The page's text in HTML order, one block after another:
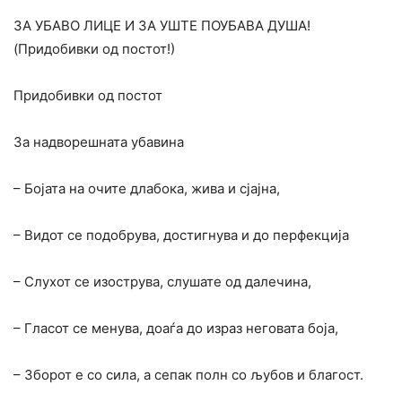
ЗА УБАВО ЛИЦЕ И ЗА УШТЕ ПОУБАВА ДУША!
(Придобивки од постот!)
Придобивки од постот
За надворешната убавина
– Бојата на очите длабока, жива и сјајна,
– Видот се подобрува, достигнува и до перфекција
– Слухот се изострува, слушате од далечина,
– Гласот се менува, доаѓа до израз неговата боја,
– Зборот е со сила, а сепак полн со љубов и благост.